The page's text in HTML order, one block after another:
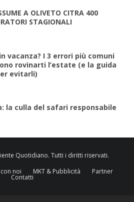
A OLIVETO CITRA 400
STAGIONALI
vacanza? I 3 errori più comuni
rovinarti l’estate (e la guida
evitarli)
la culla del safari responsabile
Quotidiano. Tutti i diritti riservati.
noi MKT & Pubblicità Partner
Contatti